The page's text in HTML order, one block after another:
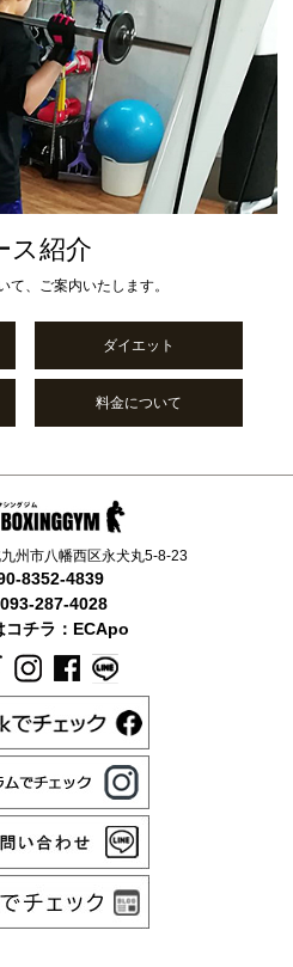
ス紹介
て、ご案内いたします。
ダイエット
料金について
州市八幡西区永犬丸5-8-23
8352-4839
093-287-4028
チラ： ECApo